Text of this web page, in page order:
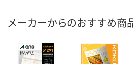
メーカーからのおすすめ商